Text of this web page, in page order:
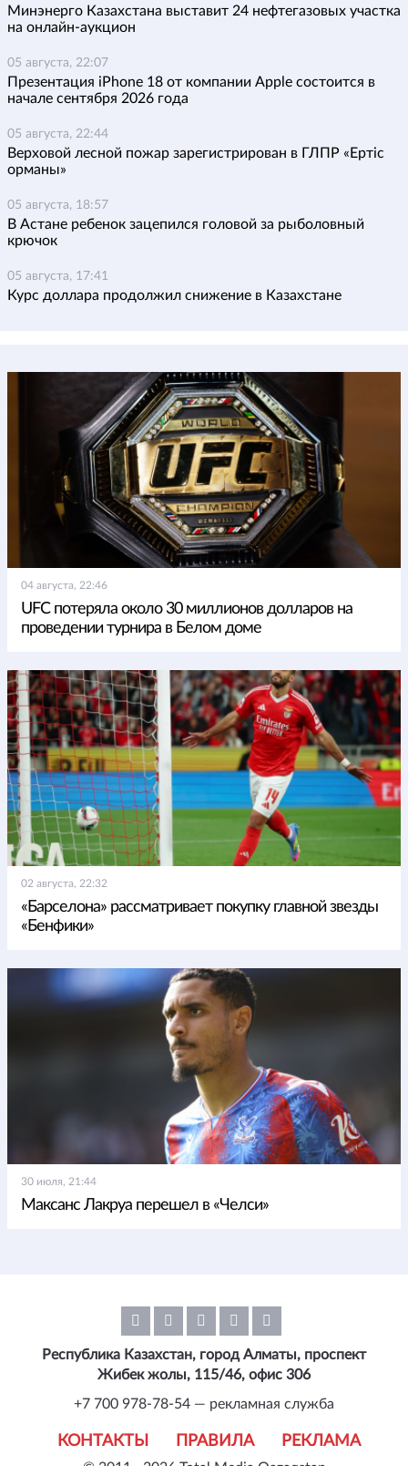
Минэнерго Казахстана выставит 24 нефтегазовых участка
на онлайн-аукцион
05 августа, 22:07
Презентация iPhone 18 от компании Apple состоится в
начале сентября 2026 года
05 августа, 22:44
Верховой лесной пожар зарегистрирован в ГЛПР «Ертіс
орманы»
05 августа, 18:57
В Астане ребенок зацепился головой за рыболовный
крючок
05 августа, 17:41
Курс доллара продолжил снижение в Казахстане
04 августа, 22:46
UFC потеряла около 30 миллионов долларов на
проведении турнира в Белом доме
02 августа, 22:32
«Барселона» рассматривает покупку главной звезды
«Бенфики»
30 июля, 21:44
Максанс Лакруа перешел в «Челси»
КОНТАКТЫ ПРАВИЛА РЕКЛАМА
Республика Казахстан, город Алматы, проспект
Жибек жолы, 115/46, офис 306
+7 700 978-78-54 — рекламная служба